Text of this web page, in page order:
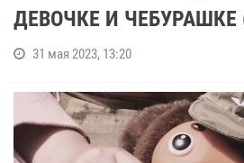
ДЕВОЧКЕ И ЧЕБУРАШКЕ
31 мая 2023, 13:20